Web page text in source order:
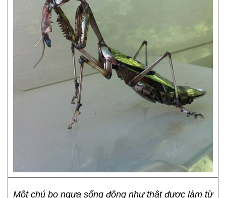
Một chú bọ ngựa sống động như thật được làm từ